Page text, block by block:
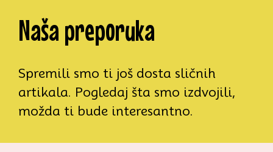
Naša preporuka
Spremili smo ti još dosta sličnih
artikala. Pogledaj šta smo izdvojili,
možda ti bude interesantno.